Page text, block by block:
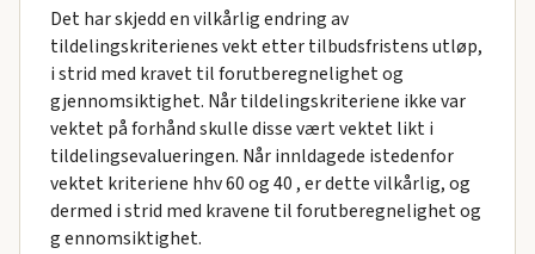
Det har skjedd en vilkårlig endring av
tildelingskriterienes vekt etter tilbudsfristens utløp,
i strid med kravet til forutberegnelighet og
gjennomsiktighet. Når tildelingskriteriene ikke var
vektet på forhånd skulle disse vært vektet likt i
tildelingsevalueringen. Når innldagede istedenfor
vektet kriteriene hhv 60 og 40 , er dette vilkårlig, og
dermed i strid med kravene til forutberegnelighet og
g ennomsiktighet.